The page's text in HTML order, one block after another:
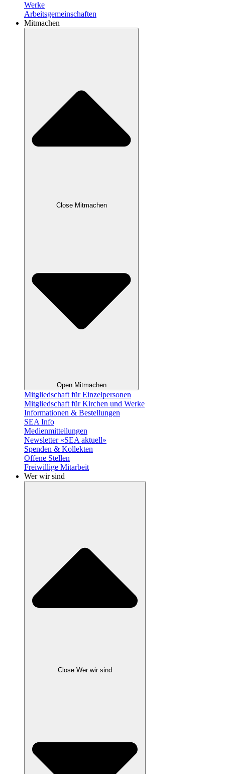
Werke
Arbeitsgemeinschaften
Mitmachen
Close Mitmachen
Open Mitmachen
Mitgliedschaft für Einzelpersonen
Mitgliedschaft für Kirchen und Werke
Informationen & Bestellungen
SEA Info
Medienmitteilungen
Newsletter «SEA aktuell»
Spenden & Kollekten
Offene Stellen
Freiwillige Mitarbeit
Wer wir sind
Close Wer wir sind